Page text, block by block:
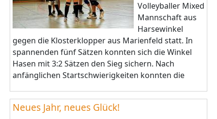
Volleyballer Mixed
Mannschaft aus
Harsewinkel
gegen die Klosterklopper aus Marienfeld statt. In
spannenden fünf Sätzen konnten sich die Winkel
Hasen mit 3:2 Sätzen den Sieg sichern. Nach
anfänglichen Startschwierigkeiten konnten die
Neues Jahr, neues Glück!